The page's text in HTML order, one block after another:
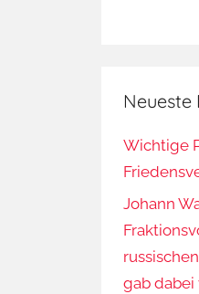
Neueste
Wichtige
Johann
gab